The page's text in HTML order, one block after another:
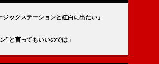
ックステーションと紅白に出たい」
と言ってもいいのでは」